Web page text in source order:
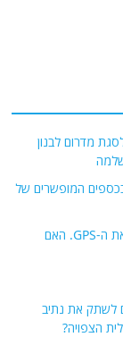
מדרום לבנון
בכספים המופשרים של
טיל ה-DART האוקראיני: פשטות טכנולוגית שמנצחת את ה-GPS. האם
לשתק את נתיב
הצפויה?